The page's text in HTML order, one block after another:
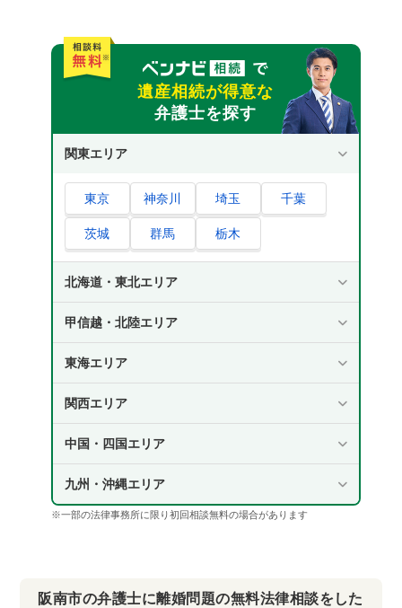
遺産相続が得意な
弁護士を探す
関東エリア
東京 神奈川 埼玉 千葉
茨城 群馬 栃木
北海道・東北エリア
甲信越・北陸エリア
東海エリア
関西エリア
中国・四国エリア
九州・沖縄エリア
※一部の法律事務所に限り初回相談無料の場合があります
阪南市の弁護士に離婚問題の無料法律相談をした